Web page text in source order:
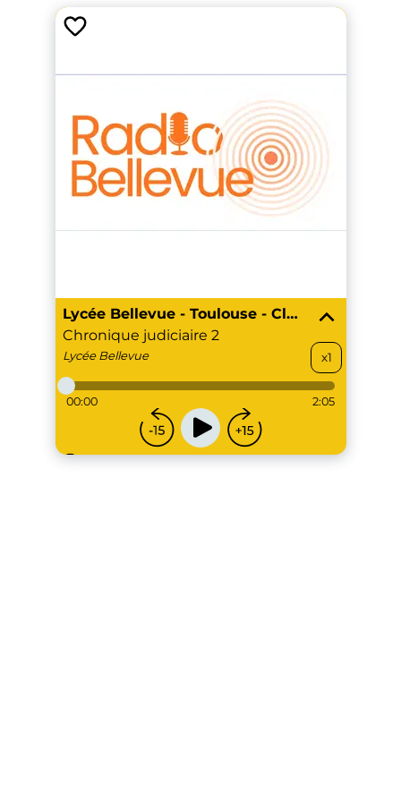
Lycée Bellevue - Toulouse - Classe investigation - les chroniques judiciaires du deuxième procès Bobigny par les élèves
Chronique judiciaire 2
Lycée Bellevue x1
00:00 2:05
...